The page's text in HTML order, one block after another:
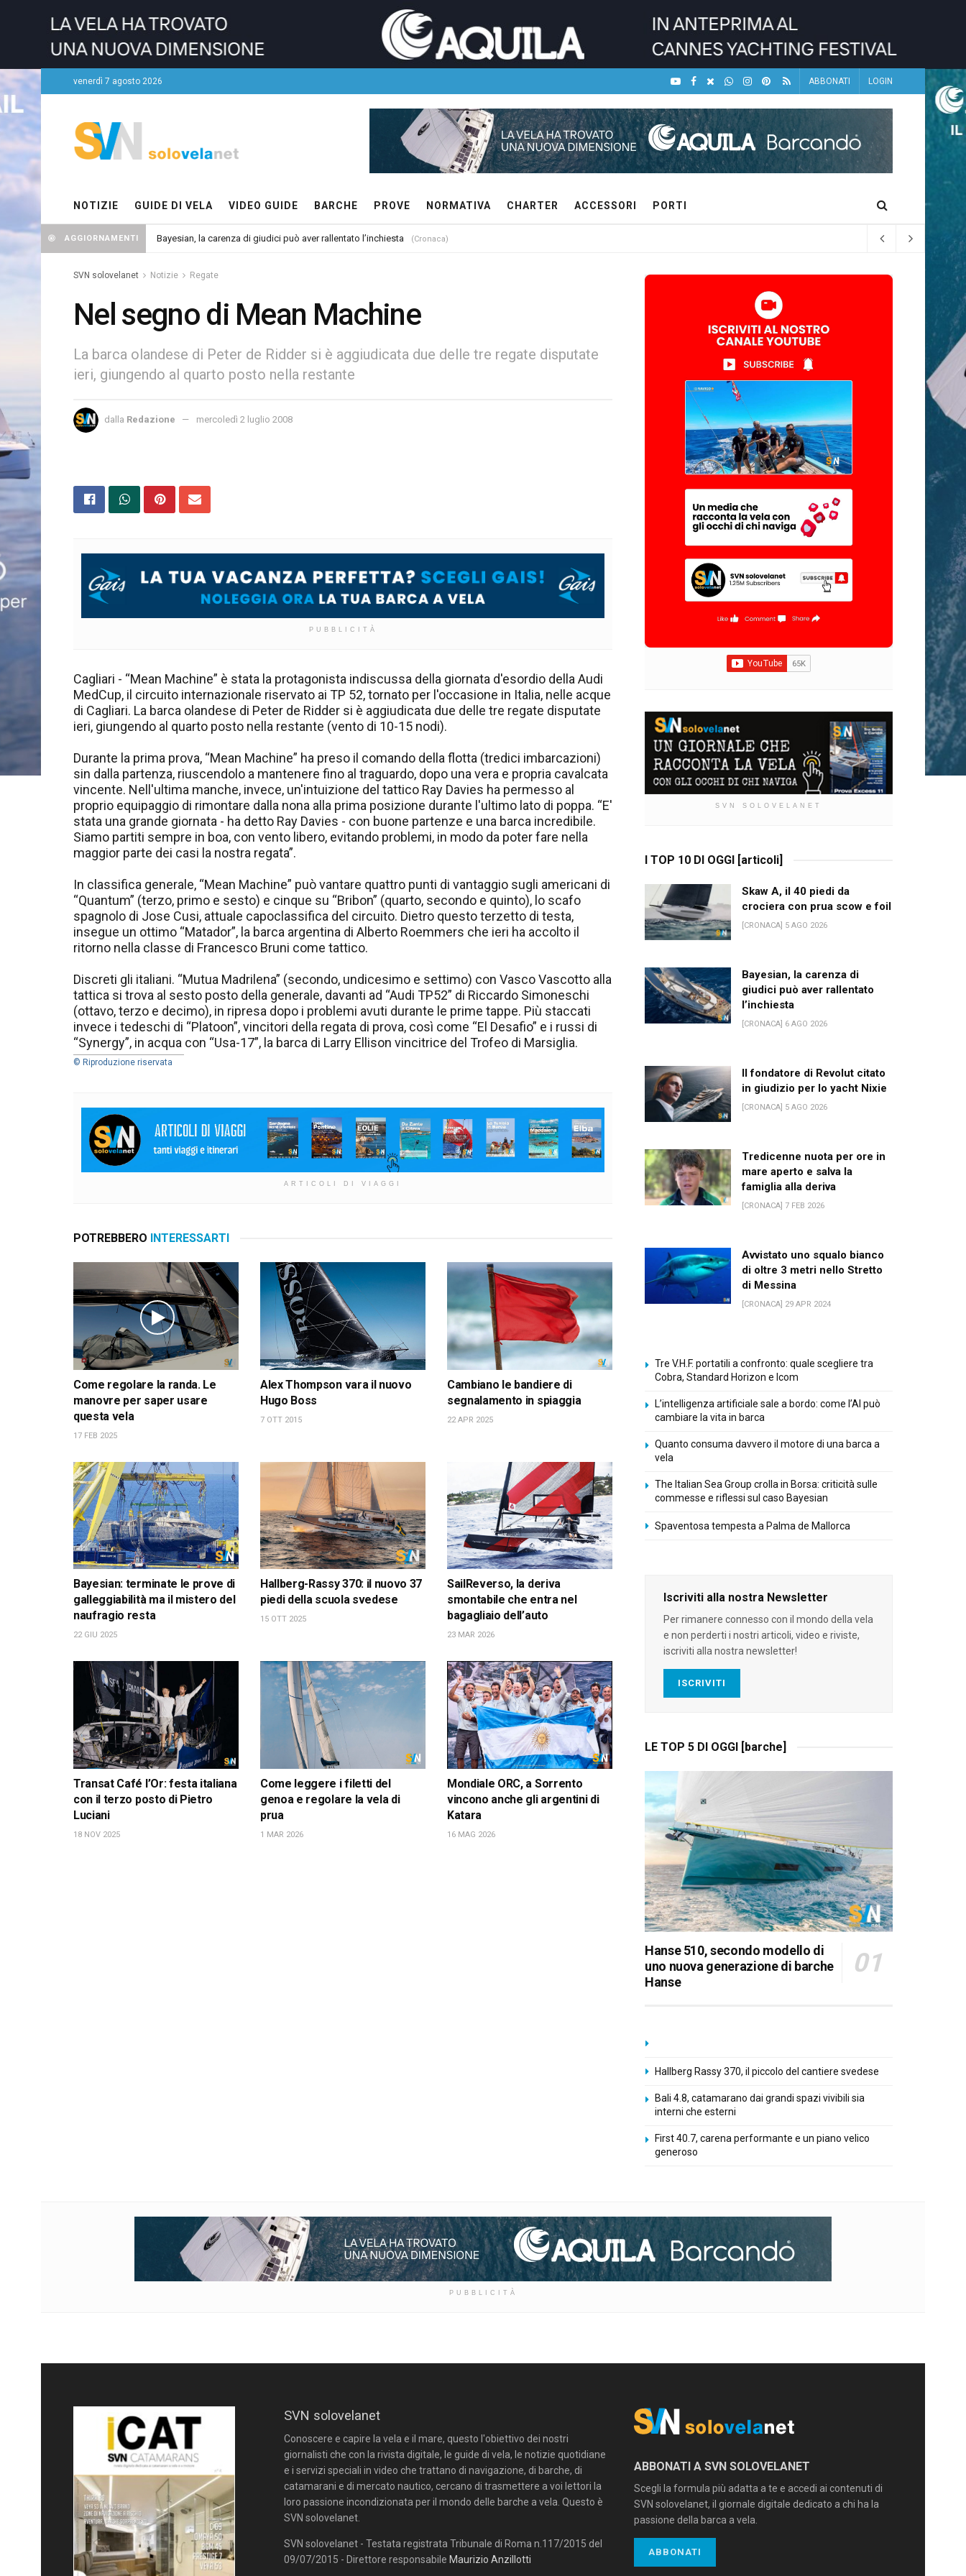
venerdì 7 agosto 2026 ABBONATI LOGIN
NOTIZIE GUIDE DI VELA VIDEO GUIDE BARCHE PROVE NORMATIVA CHARTER ACCESSORI PORTI
AGGIORNAMENTI Bayesian, la carenza di giudici può aver rallentato l’inchiesta (Cronaca)
SVN solovelanet Notizie Regate
Nel segno di Mean Machine
La barca olandese di Peter de Ridder si è aggiudicata due delle tre regate disputate
ieri, giungendo al quarto posto nella restante
dalla Redazione mercoledì 2 luglio 2008
PUBBLICITÀ
Cagliari - “Mean Machine” è stata la protagonista indiscussa della giornata d'esordio della Audi
MedCup, il circuito internazionale riservato ai TP 52, tornato per l'occasione in Italia, nelle acque
di Cagliari. La barca olandese di Peter de Ridder si è aggiudicata due delle tre regate disputate
ieri, giungendo al quarto posto nella restante (vento di 10-15 nodi).
Durante la prima prova, “Mean Machine” ha preso il comando della flotta (tredici imbarcazioni)
sin dalla partenza, riuscendolo a mantenere fino al traguardo, dopo una vera e propria cavalcata
vincente. Nell'ultima manche, invece, un'intuizione del tattico Ray Davies ha permesso al
proprio equipaggio di rimontare dalla nona alla prima posizione durante l'ultimo lato di poppa. “E'
stata una grande giornata - ha detto Ray Davies - con buone partenze e una barca incredibile.
Siamo partiti sempre in boa, con vento libero, evitando problemi, in modo da poter fare nella
maggior parte dei casi la nostra regata”.
In classifica generale, “Mean Machine” può vantare quattro punti di vantaggio sugli americani di
“Quantum” (terzo, primo e sesto) e cinque su “Bribon” (quarto, secondo e quinto), lo scafo
spagnolo di Jose Cusi, attuale capoclassifica del circuito. Dietro questo terzetto di testa,
insegue un ottimo “Matador”, la barca argentina di Alberto Roemmers che ieri ha accolto il
ritorno nella classe di Francesco Bruni come tattico.
Discreti gli italiani. “Mutua Madrilena” (secondo, undicesimo e settimo) con Vasco Vascotto alla
tattica si trova al sesto posto della generale, davanti ad “Audi TP52” di Riccardo Simoneschi
(ottavo, terzo e decimo), in ripresa dopo i problemi avuti durante le prime tappe. Più staccati
invece i tedeschi di “Platoon”, vincitori della regata di prova, così come “El Desafio” e i russi di
“Synergy”, in acqua con “Usa-17”, la barca di Larry Ellison vincitrice del Trofeo di Marsiglia.
© Riproduzione riservata
ARTICOLI DI VIAGGI
POTREBBERO INTERESSARTI
Come regolare la randa. Le
manovre per saper usare
questa vela
17 FEB 2025
Alex Thompson vara il nuovo
Hugo Boss
7 OTT 2015
Cambiano le bandiere di
segnalamento in spiaggia
22 APR 2025
Bayesian: terminate le prove di
galleggiabilità ma il mistero del
naufragio resta
22 GIU 2025
Hallberg-Rassy 370: il nuovo 37
piedi della scuola svedese
15 OTT 2025
SailReverso, la deriva
smontabile che entra nel
bagagliaio dell’auto
23 MAR 2026
Transat Café l’Or: festa italiana
con il terzo posto di Pietro
Luciani
18 NOV 2025
Come leggere i filetti del
genoa e regolare la vela di
prua
1 MAR 2026
Mondiale ORC, a Sorrento
vincono anche gli argentini di
Katara
16 MAG 2026
SVN SOLOVELANET
I TOP 10 DI OGGI [articoli]
Skaw A, il 40 piedi da
crociera con prua scow e foil
[CRONACA] 5 AGO 2026
Bayesian, la carenza di
giudici può aver rallentato
l’inchiesta
[CRONACA] 6 AGO 2026
Il fondatore di Revolut citato
in giudizio per lo yacht Nixie
[CRONACA] 5 AGO 2026
Tredicenne nuota per ore in
mare aperto e salva la
famiglia alla deriva
[CRONACA] 7 FEB 2026
Avvistato uno squalo bianco
di oltre 3 metri nello Stretto
di Messina
[CRONACA] 29 APR 2024
Tre V.H.F. portatili a confronto: quale scegliere tra
Cobra, Standard Horizon e Icom
L’intelligenza artificiale sale a bordo: come l’AI può
cambiare la vita in barca
Quanto consuma davvero il motore di una barca a
vela
The Italian Sea Group crolla in Borsa: criticità sulle
commesse e riflessi sul caso Bayesian
Spaventosa tempesta a Palma de Mallorca
Iscriviti alla nostra Newsletter
Per rimanere connesso con il mondo della vela
e non perderti i nostri articoli, video e riviste,
iscriviti alla nostra newsletter!
ISCRIVITI
LE TOP 5 DI OGGI [barche]
Hanse 510, secondo modello di
uno nuova generazione di barche
Hanse
Hallberg Rassy 370, il piccolo del cantiere svedese
Bali 4.8, catamarano dai grandi spazi vivibili sia
interni che esterni
First 40.7, carena performante e un piano velico
generoso
PUBBLICITÀ
SVN solovelanet
Conoscere e capire la vela e il mare, questo l'obiettivo dei nostri
giornalisti che con la rivista digitale, le guide di vela, le notizie quotidiane
e i servizi speciali in video che trattano di navigazione, di barche, di
catamarani e di mercato nautico, cercano di trasmettere a voi lettori la
loro passione incondizionata per il mondo delle barche a vela. Questo è
SVN solovelanet.
SVN solovelanet - Testata registrata Tribunale di Roma n.117/2015 del
09/07/2015 - Direttore responsabile Maurizio Anzillotti
ABBONATI A SVN SOLOVELANET
Scegli la formula più adatta a te e accedi ai contenuti di
SVN solovelanet, il giornale digitale dedicato a chi ha la
passione della barca a vela.
ABBONATI